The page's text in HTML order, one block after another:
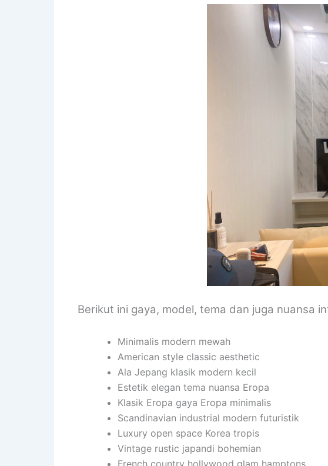
Berikut ini gaya, model, tema dan juga nuansa
Minimalis modern mewah
American style classic aesthetic
Ala Jepang klasik modern kecil
Estetik elegan tema nuansa Eropa
Klasik Eropa gaya Eropa minimalis
Scandinavian industrial modern futuristik
Luxury open space Korea tropis
Vintage rustic japandi bohemian
French country hollywood glam hamptons